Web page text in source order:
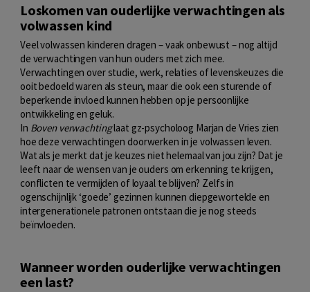
Loskomen van ouderlijke verwachtingen als
volwassen kind
Veel volwassen kinderen dragen – vaak onbewust – nog altijd
de verwachtingen van hun ouders met zich mee.
Verwachtingen over studie, werk, relaties of levenskeuzes die
ooit bedoeld waren als steun, maar die ook een sturende of
beperkende invloed kunnen hebben op je persoonlijke
ontwikkeling en geluk.
In Boven verwachtinglaat gz-psycholoog Marjan de Vries zien
hoe deze verwachtingen doorwerken in je volwassen leven.
Wat als je merkt dat je keuzes niet helemaal van jou zijn? Dat je
leeft naar de wensen van je ouders om erkenning te krijgen,
conflicten te vermijden of loyaal te blijven? Zelfs in
ogenschijnlijk ‘goede’ gezinnen kunnen diepgewortelde en
intergenerationele patronen ontstaan die je nog steeds
beïnvloeden.
Wanneer worden ouderlijke verwachtingen
een last?